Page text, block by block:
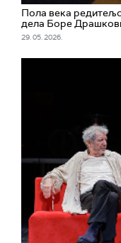
Пола века
дела Боре
29. 05. 2026.